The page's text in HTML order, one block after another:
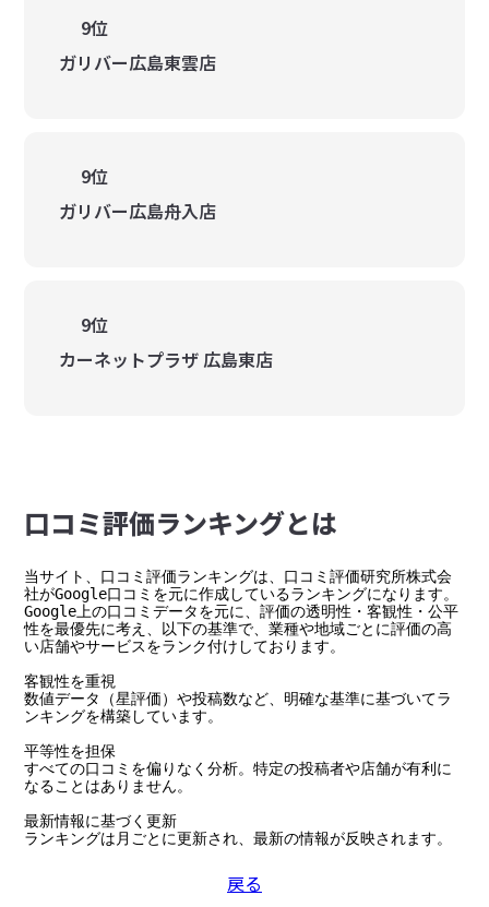
9位
ガリバー広島東雲店
9位
ガリバー広島舟入店
9位
カーネットプラザ 広島東店
⼝コミ評価ランキングとは
当サイト、口コミ評価ランキングは、口コミ評価研究所株式会
社がGoogle口コミを元に作成しているランキングになります。
Google上の口コミデータを元に、評価の透明性・客観性・公平
性を最優先に考え、以下の基準で、業種や地域ごとに評価の高
い店舗やサービスをランク付けしております。
客観性を重視
数値データ（星評価）や投稿数など、明確な基準に基づいてラ
ンキングを構築しています。
平等性を担保
すべての口コミを偏りなく分析。特定の投稿者や店舗が有利に
なることはありません。
最新情報に基づく更新
ランキングは月ごとに更新され、最新の情報が反映されます。
戻る